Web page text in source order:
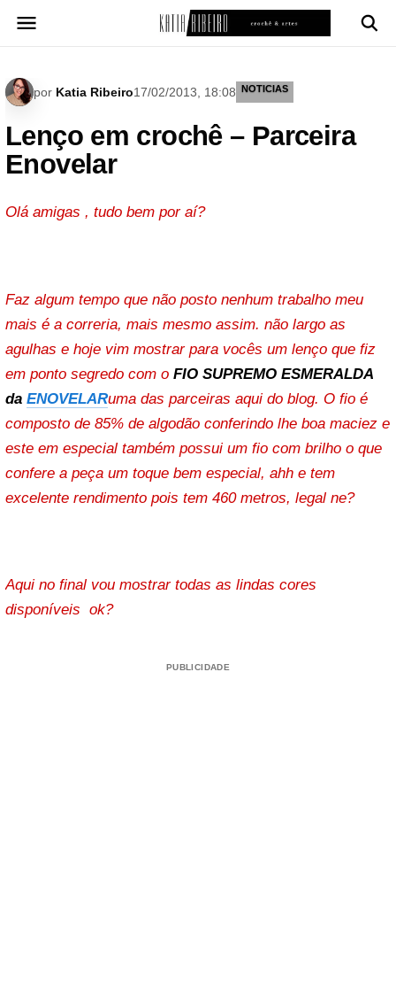
para
por Katia Ribeiro17/02/2013, 18:08 NOTICIAS
Lenço em crochê – Parceira
Enovelar
Olá amigas , tudo bem por aí?
Faz algum tempo que não posto nenhum trabalho meu
mais é a correria, mais mesmo assim. não largo as
agulhas e hoje vim mostrar para vocês um lenço que fiz
em ponto segredo com o FIO SUPREMO ESMERALDA
da ENOVELARuma das parceiras aqui do blog. O fio é
composto de 85% de algodão conferindo lhe boa maciez e
este em especial também possui um fio com brilho o que
confere a peça um toque bem especial, ahh e tem
excelente rendimento pois tem 460 metros, legal ne?
Aqui no final vou mostrar todas as lindas cores
disponíveis ok?
PUBLICIDADE